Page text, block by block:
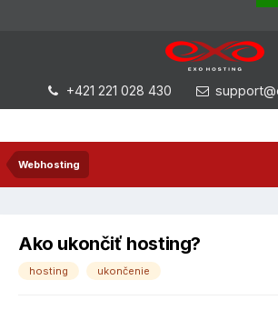
+421 221 028 430
Webhosting
Ako ukončiť hosting?
hosting ukončenie